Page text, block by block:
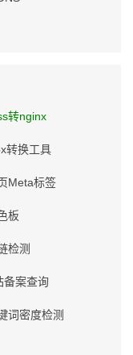
转nginx
转换工具
Meta标签
板
检测
备案查询
词密度检测